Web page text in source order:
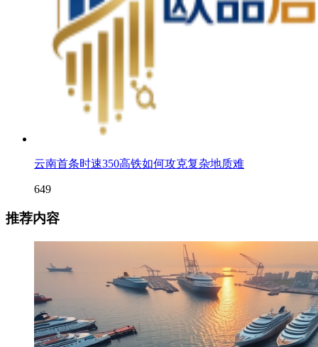
云南首条时速350高铁如何攻克复杂地质难
649
推荐内容